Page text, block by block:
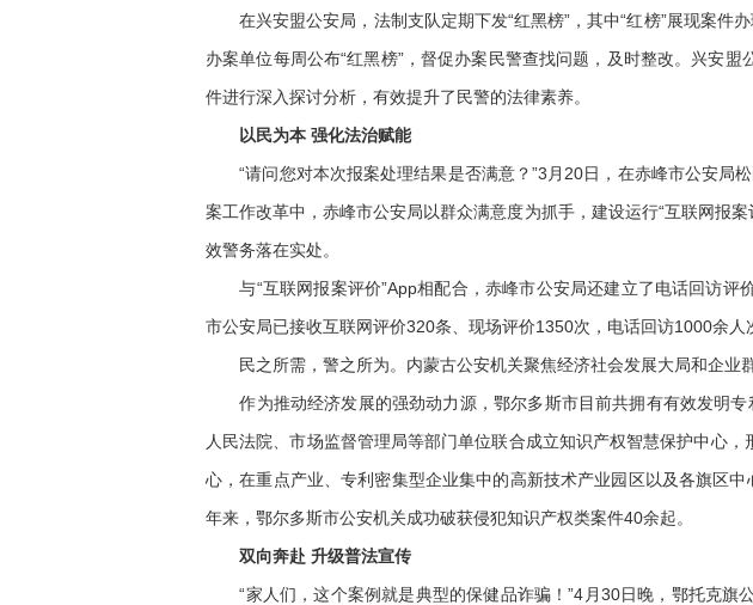
在兴安盟公安局，法制支队定期下发“红黑榜”，其中“红榜”展现案件
办案单位每周公布“红黑榜”，督促办案民警查找问题，及时整改。兴安
件进行深入探讨分析，有效提升了民警的法律素养。
以民为本 强化法治赋能
“请问您对本次报案处理结果是否满意？”3月20日，在赤峰市公安局
案工作改革中，赤峰市公安局以群众满意度为抓手，建设运行“互联网报
效警务落在实处。
与“互联网报案评价”App相配合，赤峰市公安局还建立了电话回访评
市公安局已接收互联网评价320条、现场评价1350次，电话回访1000余人
民之所需，警之所为。内蒙古公安机关聚焦经济社会发展大局和企业群
作为推动经济发展的强劲动力源，鄂尔多斯市目前共拥有有效发明专
人民法院、市场监督管理局等部门单位联合成立知识产权智慧保护中心
心，在重点产业、专利密集型企业集中的高新技术产业园区以及各旗区
年来，鄂尔多斯市公安机关成功破获侵犯知识产权类案件40余起。
双向奔赴 升级普法宣传
“家人们，这个案例就是典型的保健品诈骗！”4月30日晚，鄂托克旗